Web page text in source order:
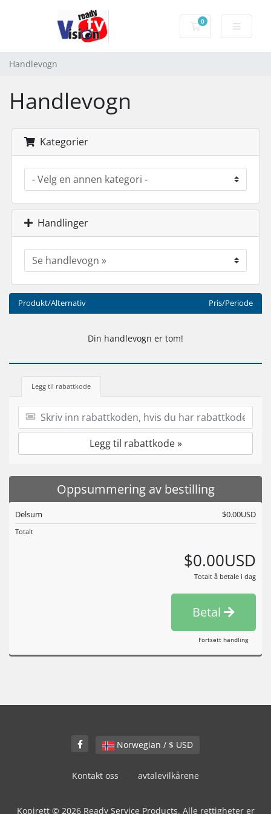
0
Handlevogn
Handlevogn
Handlevogn
Kategorier
Handlinger
Produkt/Alternativ Pris/Periode
Din handlevogn er tom!
Legg til rabattkode
Legg til rabattkode »
Oppsummering av bestilling
Delsum $0.00USD
Totalt
$0.00USD
Totalt å betale i dag
Betal
Fortsett handling
Norwegian / $ USD
Kontakt oss avtalevilkårene
Kopirett © 2026 Ready Service Products. Alle rettigheter er